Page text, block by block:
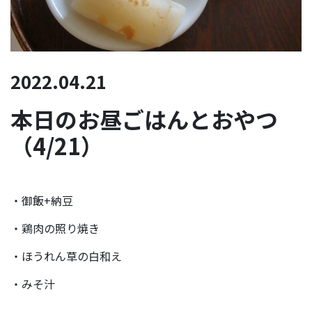
2022.04.21
本日のお昼ごはんとおやつ
（4/21）
・御飯+納豆
・鶏肉の照り焼き
・ほうれん草の白和え
・みそ汁